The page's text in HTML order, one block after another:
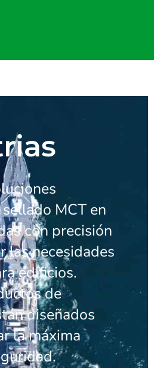
MCT en
con precisión
las necesidades
edificios.
de
diseñados
la máxima